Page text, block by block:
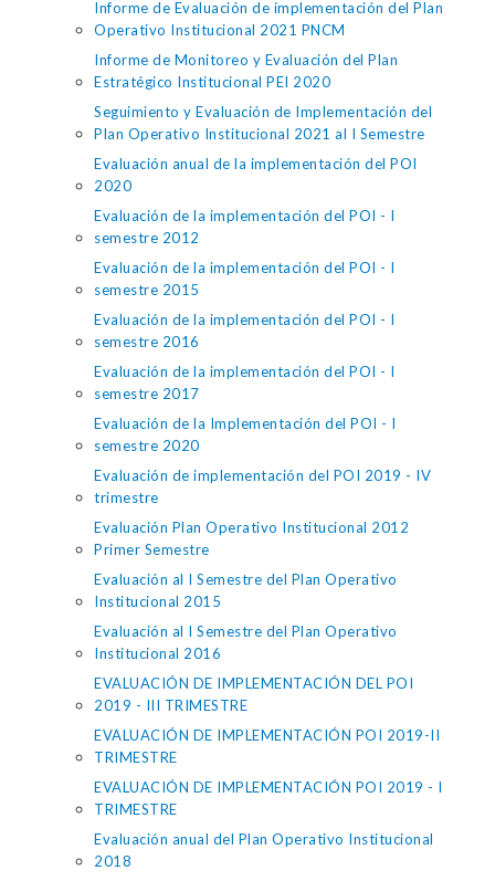
Informe de Evaluación de implementación del Plan
Operativo Institucional 2021 PNCM
Informe de Monitoreo y Evaluación del Plan
Estratégico Institucional PEI 2020
Seguimiento y Evaluación de Implementación del
Plan Operativo Institucional 2021 al I Semestre
Evaluación anual de la implementación del POI
2020
Evaluación de la implementación del POI - I
semestre 2012
Evaluación de la implementación del POI - I
semestre 2015
Evaluación de la implementación del POI - I
semestre 2016
Evaluación de la implementación del POI - I
semestre 2017
Evaluación de la Implementación del POI - I
semestre 2020
Evaluación de implementación del POI 2019 - IV
trimestre
Evaluación Plan Operativo Institucional 2012
Primer Semestre
Evaluación al I Semestre del Plan Operativo
Institucional 2015
Evaluación al I Semestre del Plan Operativo
Institucional 2016
EVALUACIÓN DE IMPLEMENTACIÓN DEL POI
2019 - III TRIMESTRE
EVALUACIÓN DE IMPLEMENTACIÓN POI 2019-II
TRIMESTRE
EVALUACIÓN DE IMPLEMENTACIÓN POI 2019 - I
TRIMESTRE
Evaluación anual del Plan Operativo Institucional
2018